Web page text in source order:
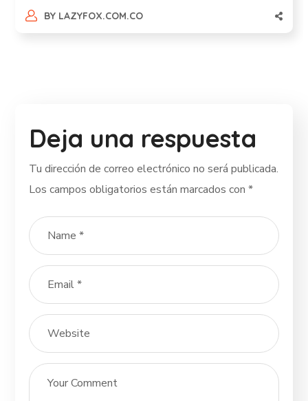
BY LAZYFOX.COM.CO
Deja una respuesta
Tu dirección de correo electrónico no será publicada.
Los campos obligatorios están marcados con*